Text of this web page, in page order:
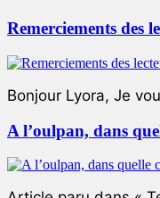
Remerciements des
Bonjour Lyora, Je
A l’oulpan, dans